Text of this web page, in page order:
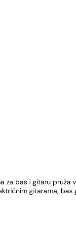
bas i gitaru pruža
gitarama,